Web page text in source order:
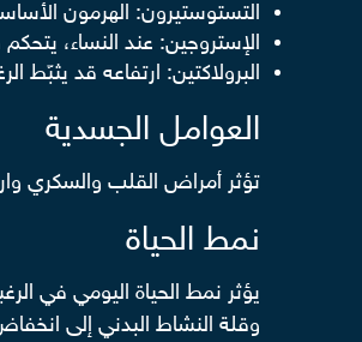
التستوستيرون: الهرمون
الإستروجين: عند النساء،
البرولاكتين: ارتفاعه قد يثبّط
العوامل الجسدية
تؤثر أمراض القلب والسكري
نمط الحياة
يؤثر نمط الحياة اليومي في
وقلة النشاط البدني إلى